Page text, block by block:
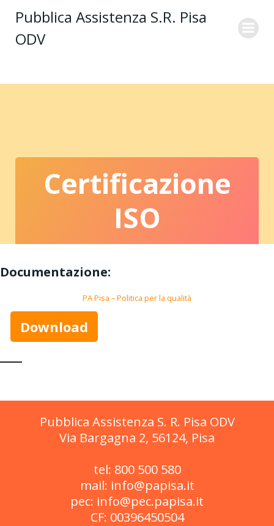
al
Pubblica Assistenza S.R. Pisa
ODV
Certificazione
ISO
Documentazione:
PA Pisa – Politica per la qualità
Download
Pubblica Assistenza S. R. Pisa ODV
Via Bargagna 2, 56124, Pisa
tel: 800 500 580
mail: info@papisa.it
pec: info@pec.papisa.it
CF: 00396450504